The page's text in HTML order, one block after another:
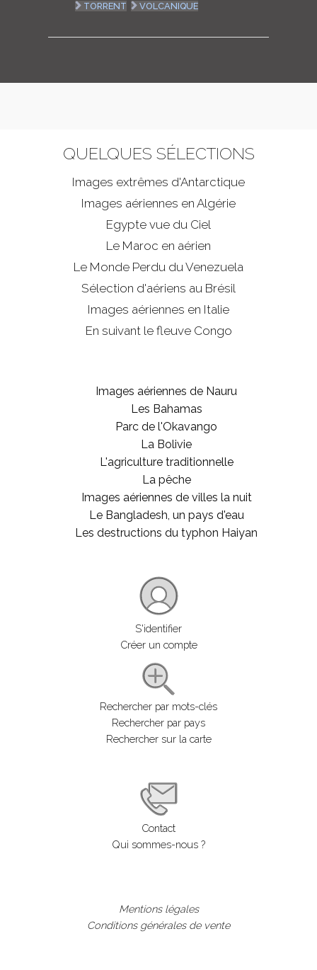
TORRENT
VOLCANIQUE
QUELQUES SÉLECTIONS
Images extrêmes d'Antarctique
Images aériennes en Algérie
Egypte vue du Ciel
Le Maroc en aérien
Le Monde Perdu du Venezuela
Sélection d'aériens au Brésil
Images aériennes en Italie
En suivant le fleuve Congo
Images aériennes de Nauru
Les Bahamas
Parc de l'Okavango
La Bolivie
L'agriculture traditionnelle
La pêche
Images aériennes de villes la nuit
Le Bangladesh, un pays d'eau
Les destructions du typhon Haiyan
S'identifier
Créer un compte
Rechercher par mots-clés
Rechercher par pays
Rechercher sur la carte
Contact
Qui sommes-nous ?
Mentions légales
Conditions générales de vente